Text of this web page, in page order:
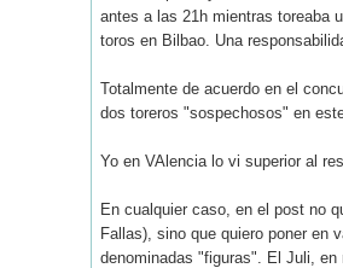
antes a las 21h mientras toreaba
toros en Bilbao. Una
Totalmente de acuerdo en el
dos toreros "sospechosos" en
Yo en VAlencia lo vi superior al
En cualquier caso, en el post no
Fallas), sino que quiero poner en
denominadas "figuras". El Juli,